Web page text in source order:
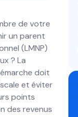
de votre
un parent
(LMNP)
? La
doit
et éviter
points
des revenus